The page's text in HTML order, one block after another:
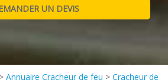
> Annuaire Cracheur de feu > Cracheur de